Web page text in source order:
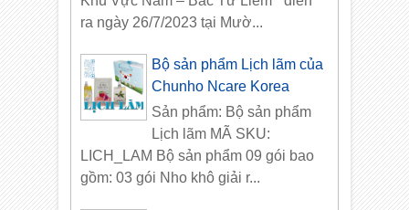
ra ngày 26/7/2023 tại Mườ...
Bộ sản phẩm Lịch lãm của
Chunho Ncare Korea
Sản phẩm: Bộ sản phẩm
Lịch lãm MÃ SKU:
LICH_LAM Bộ sản phẩm 09 gói bao
gồm: 03 gói Nho khô giải r...